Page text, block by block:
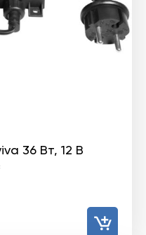
36 Вт, 12 В